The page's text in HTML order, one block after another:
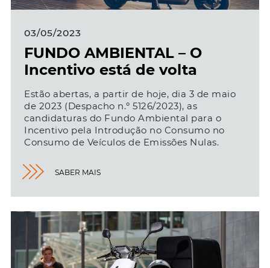
03/05/2023
FUNDO AMBIENTAL – O
Incentivo está de volta
Estão abertas, a partir de hoje, dia 3 de maio
de 2023 (Despacho n.º 5126/2023), as
candidaturas do Fundo Ambiental para o
Incentivo pela Introdução no Consumo no
Consumo de Veículos de Emissões Nulas.
SABER MAIS